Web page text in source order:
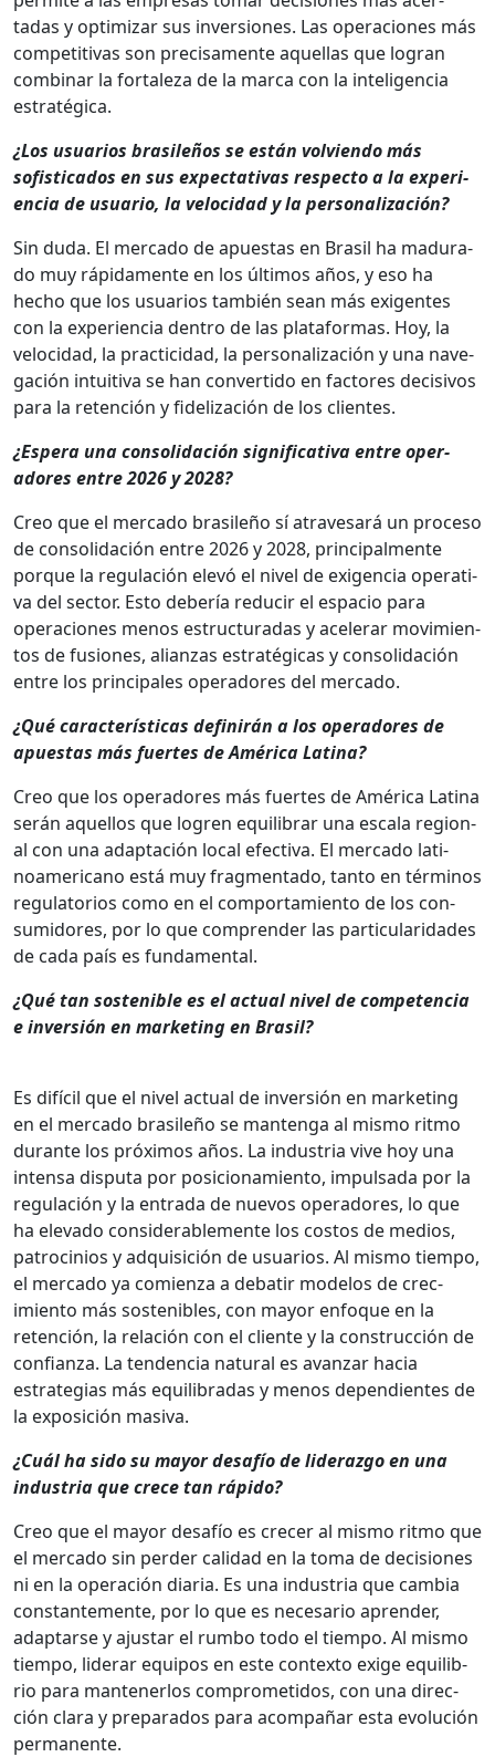
tadas y opti­mizar sus inver­siones. Las opera­ciones más
com­pet­i­ti­vas son pre­cisa­mente aque­l­las que logran
com­bi­nar la for­t­aleza de la mar­ca con la inteligen­cia
estratég­i­ca.
¿Los usuar­ios brasileños se están volvien­do más
sofisti­ca­dos en sus expec­ta­ti­vas respec­to a la expe­ri­
en­cia de usuario, la veloci­dad y la per­son­al­ización?
Sin duda. El mer­ca­do de apues­tas en Brasil ha madu­ra­
do muy ráp­i­da­mente en los últi­mos años, y eso ha
hecho que los usuar­ios tam­bién sean más exi­gentes
con la expe­ri­en­cia den­tro de las platafor­mas. Hoy, la
veloci­dad, la prac­ti­ci­dad, la per­son­al­ización y una nave­
gación intu­iti­va se han con­ver­tido en fac­tores deci­sivos
para la reten­ción y fidelización de los clientes.
¿Espera una con­sol­i­dación sig­ni­fica­ti­va entre oper­
adores entre 2026 y 2028?
Creo que el mer­ca­do brasileño sí atrav­es­ará un pro­ce­so
de con­sol­i­dación entre 2026 y 2028, prin­ci­pal­mente
porque la reg­u­lación elevó el niv­el de exi­gen­cia oper­a­ti­
va del sec­tor. Esto debería reducir el espa­cio para
opera­ciones menos estruc­turadas y acel­er­ar movimien­
tos de fusiones, alian­zas estratég­i­cas y con­sol­i­dación
entre los prin­ci­pales oper­adores del mer­ca­do.
¿Qué car­ac­terís­ti­cas definirán a los oper­adores de
apues­tas más fuertes de Améri­ca Lati­na?
Creo que los oper­adores más fuertes de Améri­ca Lati­na
serán aque­l­los que logren equi­li­brar una escala region­
al con una adaptación local efec­ti­va. El mer­ca­do lati­
noamer­i­cano está muy frag­men­ta­do, tan­to en tér­mi­nos
reg­u­la­to­rios como en el com­por­tamien­to de los con­
sum­i­dores, por lo que com­pren­der las par­tic­u­lar­i­dades
de cada país es fun­da­men­tal.
¿Qué tan sostenible es el actu­al niv­el de com­pe­ten­cia
e inver­sión en mar­ket­ing en Brasil?
Es difí­cil que el niv­el actu­al de inver­sión en mar­ket­ing
en el mer­ca­do brasileño se man­ten­ga al mis­mo rit­mo
durante los próx­i­mos años. La indus­tria vive hoy una
inten­sa dis­pu­ta por posi­cionamien­to, impul­sa­da por la
reg­u­lación y la entra­da de nuevos oper­adores, lo que
ha ele­va­do con­sid­er­able­mente los cos­tos de medios,
patrocin­ios y adquisi­ción de usuar­ios. Al mis­mo tiem­po,
el mer­ca­do ya comien­za a debatir mod­e­los de crec­
imien­to más sostenibles, con may­or enfoque en la
reten­ción, la relación con el cliente y la con­struc­ción de
con­fi­an­za. La ten­den­cia nat­ur­al es avan­zar hacia
estrate­gias más equi­li­bradas y menos depen­di­entes de
la exposi­ción masi­va.
¿Cuál ha sido su may­or desafío de lid­er­az­go en una
indus­tria que crece tan rápi­do?
Creo que el may­or desafío es cre­cer al mis­mo rit­mo que
el mer­ca­do sin perder cal­i­dad en la toma de deci­siones
ni en la operación diaria. Es una indus­tria que cam­bia
con­stan­te­mente, por lo que es nece­sario apren­der,
adap­tarse y ajus­tar el rum­bo todo el tiem­po. Al mis­mo
tiem­po, lid­er­ar equipos en este con­tex­to exige equi­lib­
rio para man­ten­er­los com­pro­meti­dos, con una direc­
ción clara y prepara­dos para acom­pañar esta evolu­ción
per­ma­nente.